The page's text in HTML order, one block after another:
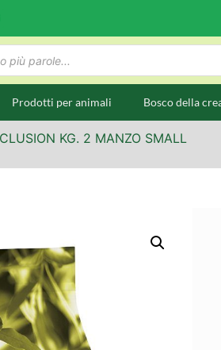
Prodotti per animali Bosco della
KG. 2 MANZO SMALL